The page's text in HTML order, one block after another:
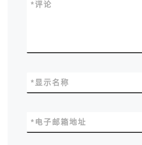
评论
*
显示名称
*
电子邮箱地址
*